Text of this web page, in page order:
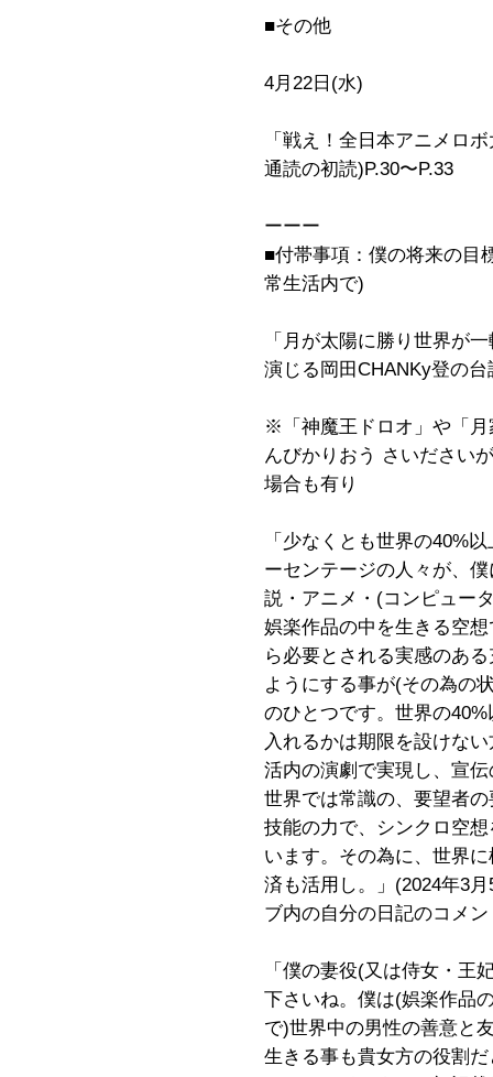
■その他
4月22日(水)
「戦え！全日本アニメロ
通読の初読)P.30〜P.33
ーーー
■付帯事項：僕の将来の目
常生活内で)
「月が太陽に勝り世界が
演じる岡田CHANKy登の台
※「神魔王ドロオ」や「
んびかりおう さいださい
場合も有り
「少なくとも世界の40%
ーセンテージの人々が、
説・アニメ・(コンピュー
娯楽作品の中を生きる空
ら必要とされる実感のあ
ようにする事が(その為の
のひとつです。世界の
入れるかは期限を設けな
活内の演劇で実現し、宣
世界では常識の、要望者
技能の力で、シンクロ空
います。その為に、世界
済も活用し。」(2024年3
ブ内の自分の日記のコメ
「僕の妻役(又は侍女・王
下さいね。僕は(娯楽作品
で)世界中の男性の善意と
生きる事も貴女方の役割